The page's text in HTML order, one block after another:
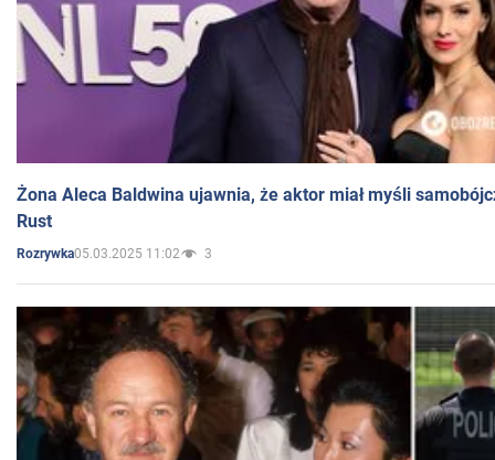
Żona Aleca Baldwina ujawnia, że aktor miał myśli
Rust
Rozrywka05.03.2025 11:02 3